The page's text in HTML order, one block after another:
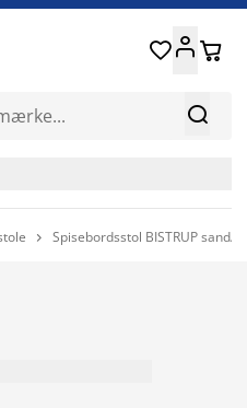

 
 Spisebordsstol BISTRUP sand/